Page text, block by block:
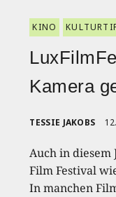
KINO
Kamera
TESSIE JAKOBS
Auch in
Film Festival
In manchen